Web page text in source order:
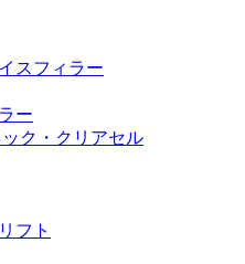
スフィラー
ー
ク・クリアセル
フト